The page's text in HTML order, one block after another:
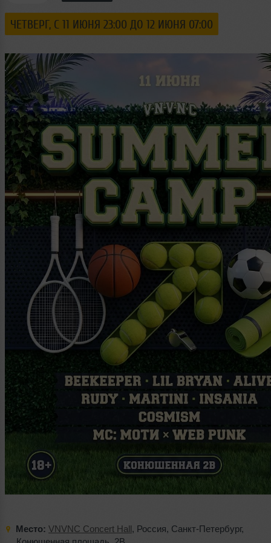
ЧЕТВЕРГ, С 11 ИЮНЯ 23:00 ДО 12 ИЮНЯ 07:00
Место: VNVNC Concert Hall, Россия, Санкт-Петербург,